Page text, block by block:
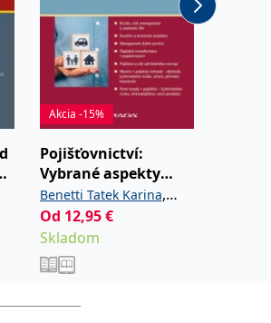
Akcia -15%
Pojišťovnictví:
Vybrané aspekty
pojistných trhů
Benetti Tatek Karina,
Izáková Katarína
Od 12,95€
Skladom